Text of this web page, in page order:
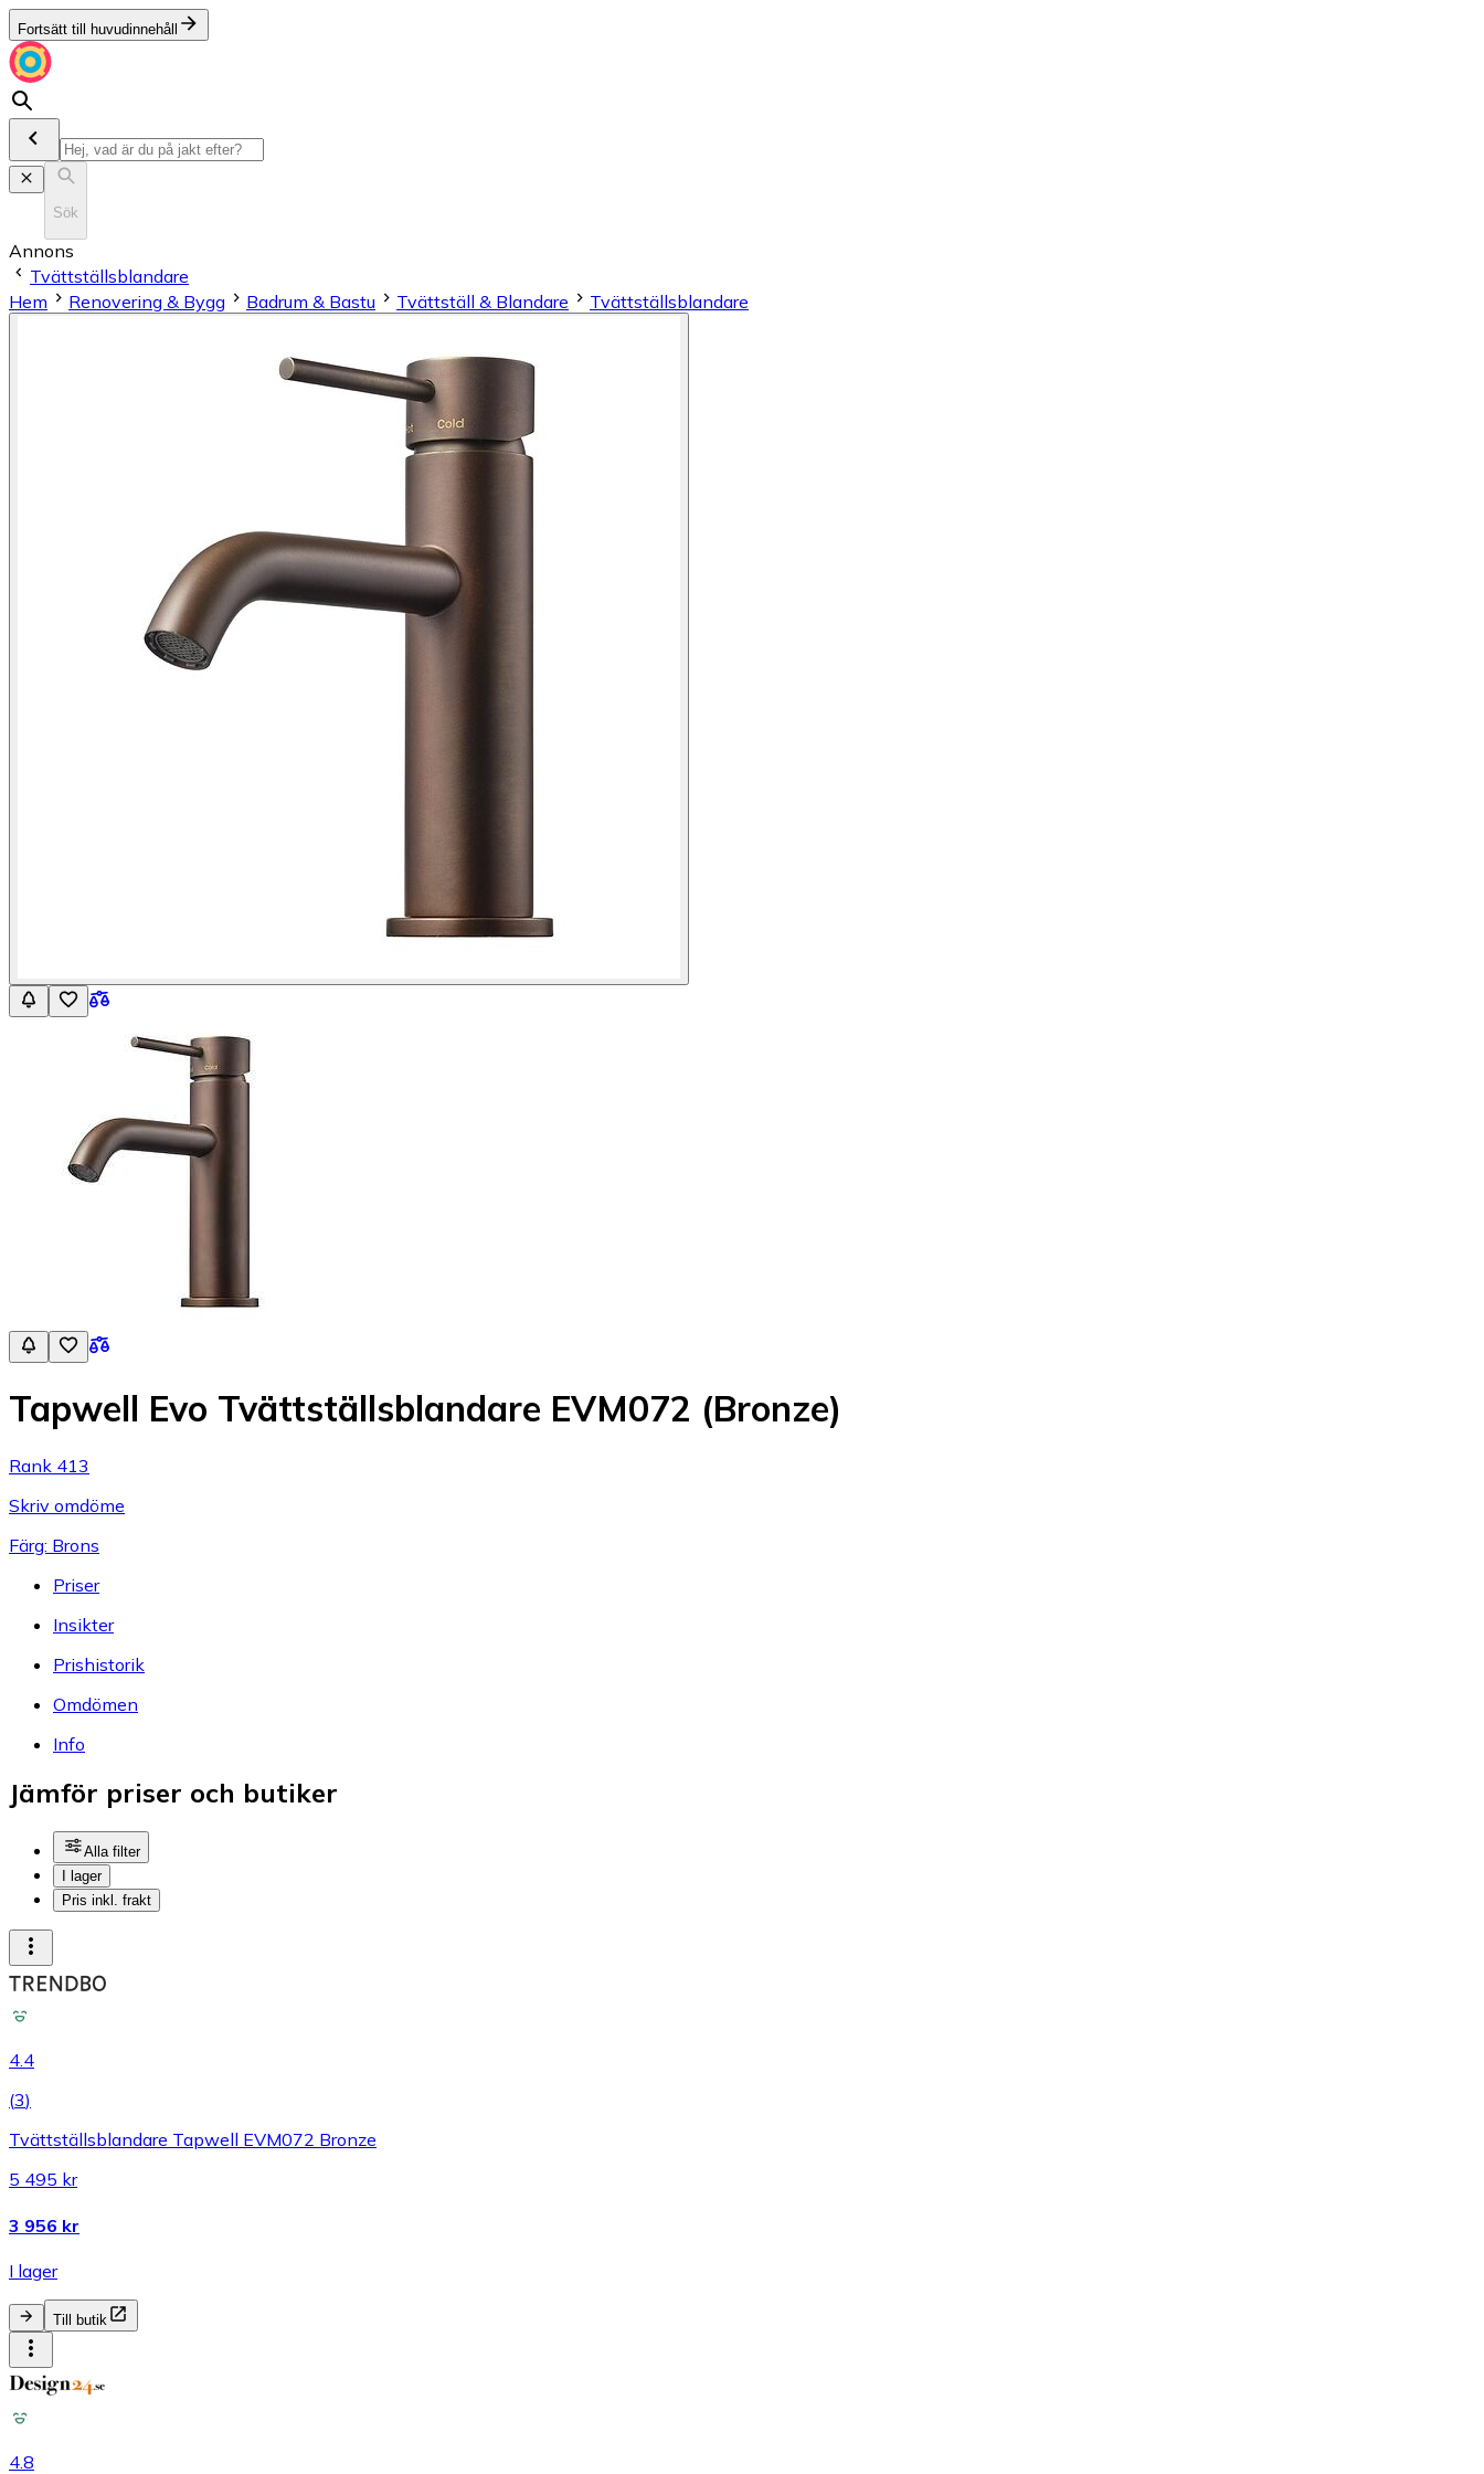
Fortsätt till huvudinnehåll
Sök
Annons
Tvättställsblandare
Hem
Renovering & Bygg Badrum & Bastu Tvättställ & Blandare Tvättställsblandare
Tapwell Evo Tvättställsblandare EVM072 (Bronze)
Rank 413
Skriv omdöme
Färg: Brons
Priser
Insikter
Prishistorik
Omdömen
Info
Jämför priser och butiker
Alla filter
I lager
Pris inkl. frakt
4.4
(3)
Tvättställsblandare Tapwell EVM072 Bronze
5 495 kr
3 956 kr
I lager
Till butik
4.8